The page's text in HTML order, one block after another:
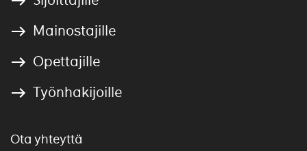
Mainostajille
Opettajille
Työnhakijoille
Ota yhteyttä